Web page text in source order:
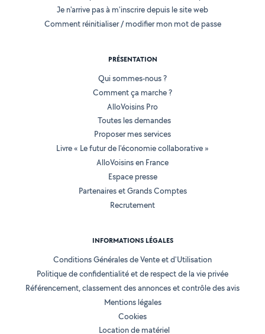
Je n'arrive pas à m'inscrire depuis le site web
Comment réinitialiser / modifier mon mot de passe
PRÉSENTATION
Qui sommes-nous ?
Comment ça marche ?
AlloVoisins Pro
Toutes les demandes
Proposer mes services
Livre « Le futur de l'économie collaborative »
AlloVoisins en France
Espace presse
Partenaires et Grands Comptes
Recrutement
INFORMATIONS LÉGALES
Conditions Générales de Vente et d'Utilisation
Politique de confidentialité et de respect de la vie privée
Référencement, classement des annonces et contrôle des avis
Mentions légales
Cookies
Location de matériel